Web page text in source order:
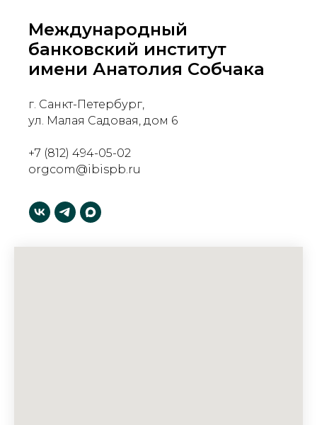
Международный
банковский институт
имени Анатолия Собчака
г. Санкт-Петербург,
ул. Малая Садовая, дом 6
+7 (812) 494-05-02
orgcom@ibispb.ru